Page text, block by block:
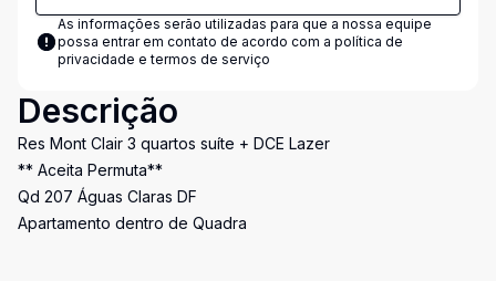
As informações serão utilizadas para que a nossa equipe
possa entrar em contato de acordo com a política de
privacidade e termos de serviço
Descrição
Res Mont Clair 3 quartos suíte + DCE Lazer
** Aceita Permuta**
Qd 207 Águas Claras DF
Apartamento dentro de Quadra